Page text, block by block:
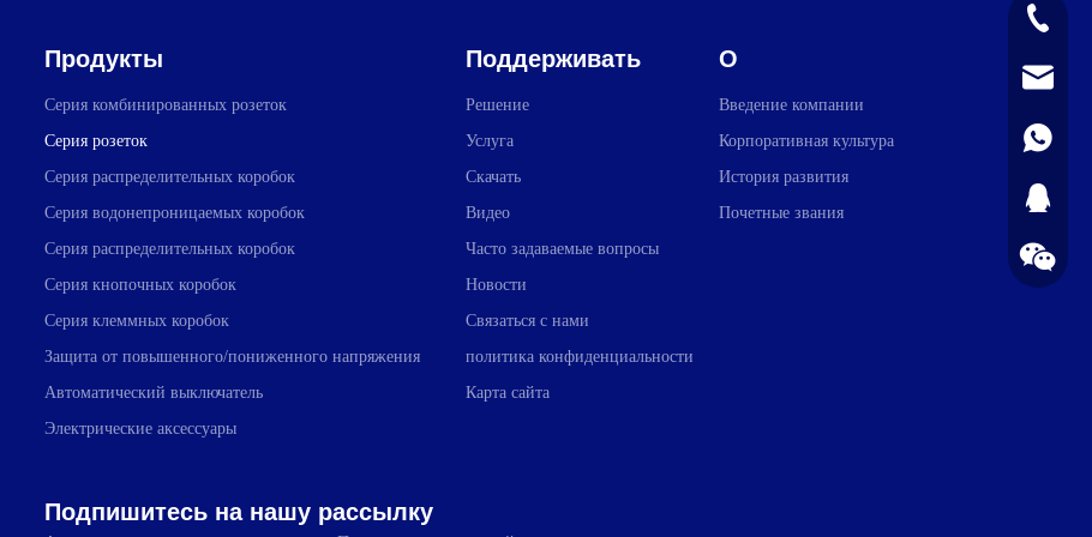
+86-
Продукты
Серия комбинированных розеток
Серия розеток
Серия распределительных коробок
Серия водонепроницаемых коробок
Серия распределительных коробок
Серия кнопочных коробок
Серия клеммных коробок
Защита от повышенного/пониженного напряжения
Автоматический выключатель
Электрические аксессуары
Поддерживать
Решение
Услуга
Скачать
Видео
Часто задаваемые вопросы
Новости
Связаться с нами
политика конфиденциальности
Карта сайта
О
Введение компании
Корпоративная культура
История развития
Почетные звания
Подпишитесь на нашу рассылку